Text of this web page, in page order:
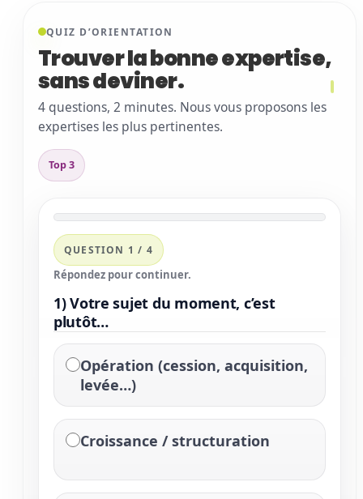
QUIZ D’ORIENTATION
Trouver la bonne expertise,
sans deviner.
4 questions, 2 minutes. Nous vous proposons les
expertises les plus pertinentes.
Top 3
QUESTION 1 / 4
Répondez pour continuer.
1) Votre sujet du moment, c’est
plutôt…
Opération (cession, acquisition,
levée…)
Croissance / structuration